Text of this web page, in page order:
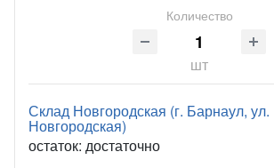
Количество
шт
Склад Новгородская (г. Барнаул, ул.
Новгородская)
остаток: достаточно